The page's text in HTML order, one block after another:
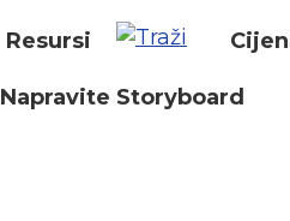
Resursi
Napravite Storyboard